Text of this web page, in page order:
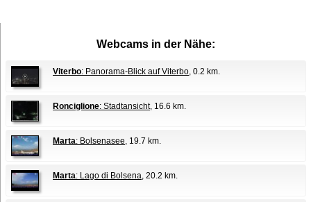
Webcams in der Nähe:
Viterbo: Panorama-Blick auf Viterbo , 0.2 km.
Ronciglione: Stadtansicht, 16.6 km.
Marta: Bolsenasee , 19.7 km.
Marta: Lago di Bolsena , 20.2 km.